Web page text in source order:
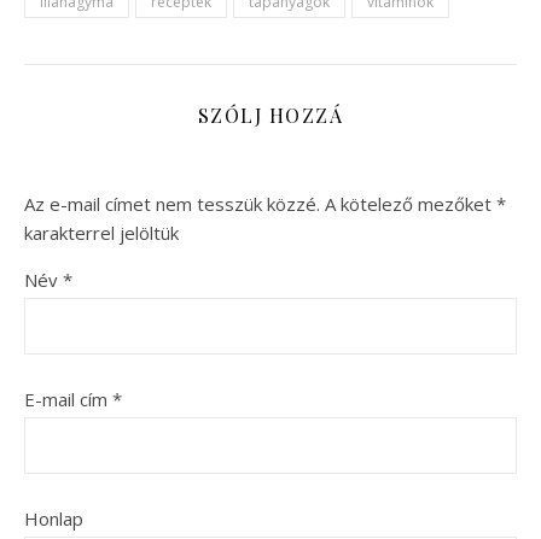
SZÓLJ HOZZÁ
Az e-mail címet nem tesszük közzé. A kötelező mezőket *
karakterrel jelöltük
Név *
E-mail cím *
Honlap